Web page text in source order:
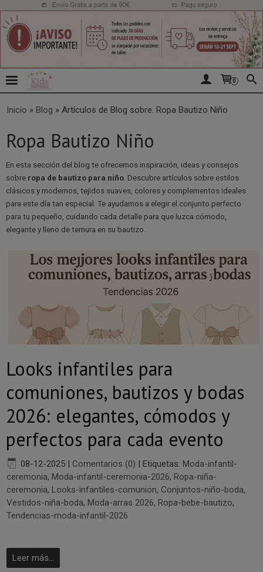
0
Inicio » Blog » Artículos de Blog sobre: Ropa Bautizo Niño
Ropa Bautizo Niño
En esta sección del blog te ofrecemos inspiración, ideas y consejos
sobre ropa de bautizo para niño . Descubre artículos sobre estilos
clásicos y modernos, tejidos suaves, colores y complementos ideales
para este día tan especial. Te ayudamos a elegir el conjunto perfecto
para tu pequeño, cuidando cada detalle para que luzca cómodo,
elegante y lleno de ternura en su bautizo.
Looks infantiles para
comuniones, bautizos y bodas
2026: elegantes, cómodos y
perfectos para cada evento
08-12-2025 | Comentarios (0) | Etiquetas: Moda-infantil-
ceremonia, Moda-infantil-ceremonia-2026, Ropa-niña-
ceremonia, Looks-infantiles-comunion, Conjuntos-niño-boda,
Vestidos-niña-boda, Moda-arras 2026, Ropa-bebe-bautizo,
Tendencias-moda-infantil-2026
Leer más...